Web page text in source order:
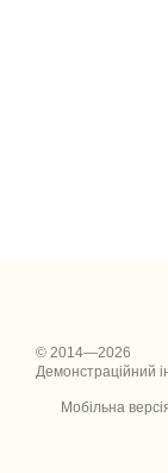
© 2014—2026
Демонстраційний
Мобільна